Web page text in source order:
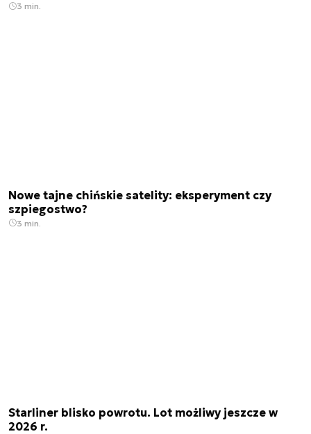
3 min.
Nowe tajne chińskie satelity: eksperyment czy
szpiegostwo?
3 min.
Starliner blisko powrotu. Lot możliwy jeszcze w
2026 r.